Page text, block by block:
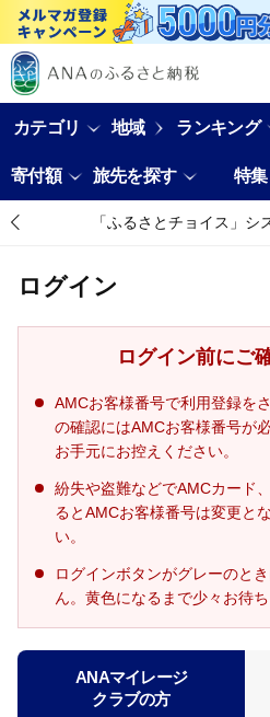
カテゴリ 地域 ランキング
寄付額 旅先を探す 特集
「ふるさとチョイス」シ
ログイン
ログイン前にご
AMCお客様番号で利用登録を
の確認にはAMCお客様番号が
お手元にお控えください。
紛失や盗難などでAMCカード
るとAMCお客様番号は変更と
い。
ログインボタンがグレーのと
ん。黄色になるまで少々お待ち
ANAマイレージ
クラブの方